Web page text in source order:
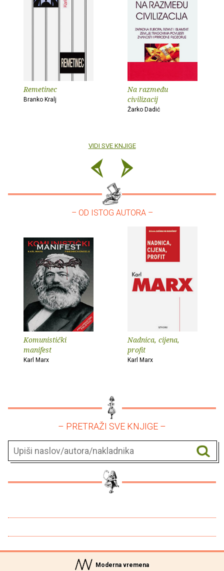
Remetinec
Branko Kralj
Na razmeđu
civilizacij
Žarko Dadić
VIDI SVE KNJIGE
– OD ISTOG AUTORA –
Komunistički
manifest
Karl Marx
Nadnica, cijena,
profit
Karl Marx
– PRETRAŽI SVE KNJIGE –
Moderna vremena